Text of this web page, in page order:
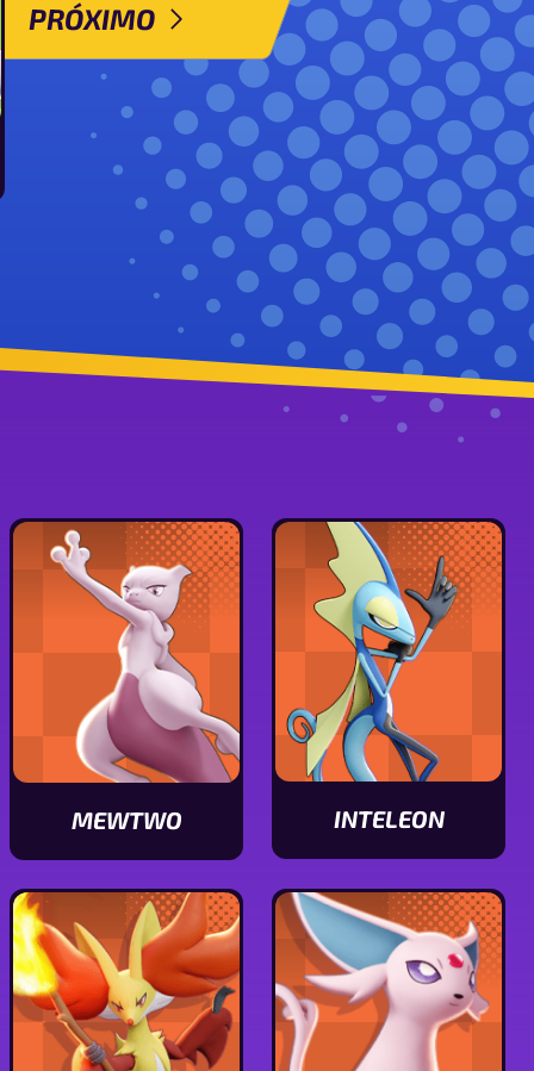
PRÓXIMO
MEWTWO
Ver
características
de
Mewtwo
INTELEON
Ver
características
de
Inteleon